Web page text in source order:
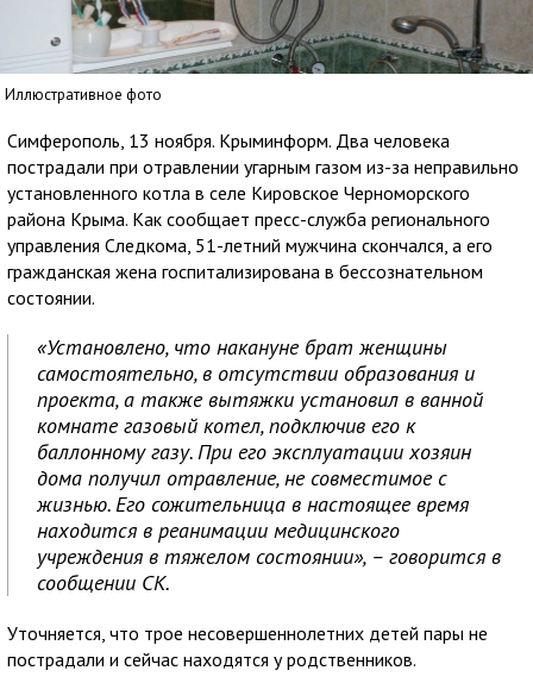
Иллюстративное фото
Симферополь, 13 ноября. Крыминформ. Два человека
пострадали при отравлении угарным газом из-за неправильно
установленного котла в селе Кировское Черноморского
района Крыма. Как сообщает пресс-служба регионального
управления Следкома, 51-летний мужчина скончался, а его
гражданская жена госпитализирована в бессознательном
состоянии.
«Установлено, что накануне брат женщины
самостоятельно, в отсутствии образования и
проекта, а также вытяжки установил в ванной
комнате газовый котел, подключив его к
баллонному газу. При его эксплуатации хозяин
дома получил отравление, не совместимое с
жизнью. Его сожительница в настоящее время
находится в реанимации медицинского
учреждения в тяжелом состоянии», – говорится в
сообщении СК.
Уточняется, что трое несовершеннолетних детей пары не
пострадали и сейчас находятся у родственников.